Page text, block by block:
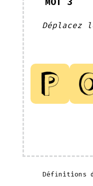
Déplacez
Définitions